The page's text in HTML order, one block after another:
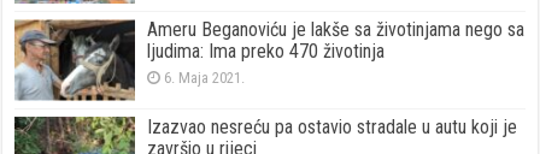
Ameru Beganoviću je lakše sa životinjama nego sa
ljudima: Ima preko 470 životinja
6. Maja 2021.
Izazvao nesreću pa ostavio stradale u autu koji je
završio u rijeci